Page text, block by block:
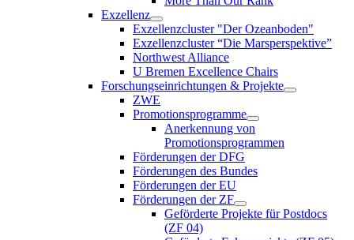
Exzellenz
Exzellenzcluster "Der Ozeanboden"
Exzellenzcluster “Die Marsperspektive”
Northwest Alliance
U Bremen Excellence Chairs
Forschungseinrichtungen & Projekte
ZWE
Promotionsprogramme
Anerkennung von
Promotionsprogrammen
Förderungen der DFG
Förderungen des Bundes
Förderungen der EU
Förderungen der ZF
Geförderte Projekte für Postdocs
(ZF 04)